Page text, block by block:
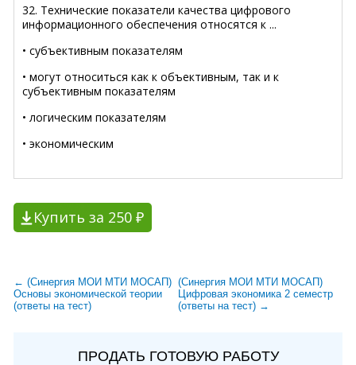
32. Технические показатели качества цифрового
информационного обеспечения относятся к ...
• субъективным показателям
• могут относиться как к объективным, так и к
субъективным показателям
• логическим показателям
• экономическим
Купить за 250 ₽
← (Синергия МОИ МТИ МОСАП)
Основы экономической теории
(ответы на тест)
(Синергия МОИ МТИ МОСАП)
Цифровая экономика 2 семестр
(ответы на тест) →
ПРОДАТЬ ГОТОВУЮ РАБОТУ